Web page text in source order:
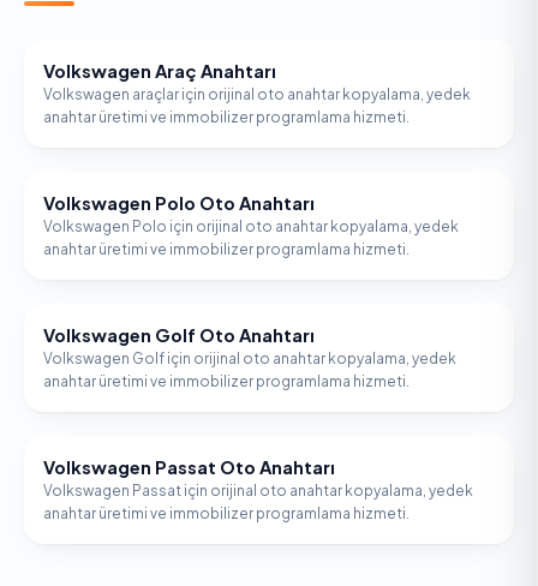
VOLKSWAGEN
Volkswagen Araç Anahtarı
Volkswagen araçlar için orijinal oto anahtar kopyalama, yedek
anahtar üretimi ve immobilizer programlama hizmeti.
VOLKSWAGEN
Volkswagen Polo Oto Anahtarı
Volkswagen Polo için orijinal oto anahtar kopyalama, yedek
anahtar üretimi ve immobilizer programlama hizmeti.
VOLKSWAGEN
Volkswagen Golf Oto Anahtarı
Volkswagen Golf için orijinal oto anahtar kopyalama, yedek
anahtar üretimi ve immobilizer programlama hizmeti.
VOLKSWAGEN
Volkswagen Passat Oto Anahtarı
Volkswagen Passat için orijinal oto anahtar kopyalama, yedek
anahtar üretimi ve immobilizer programlama hizmeti.